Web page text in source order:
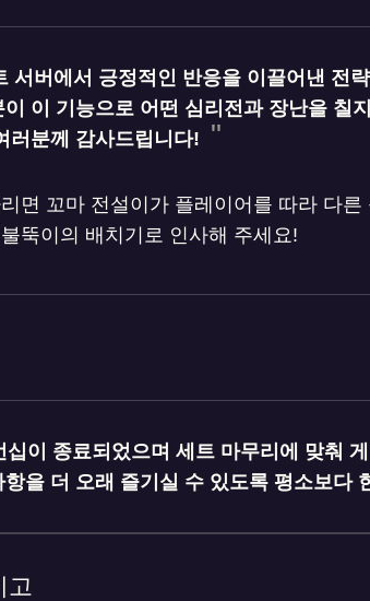
서버에서 긍정적인 반응을 이끌어낸 전
이 이 기능으로 어떤 심리전과 장난을 칠
러분께 감사드립니다!
면 꼬마 전설이가 플레이어를 따라 다
뚝이의 배치기로 인사해 주세요!
십이 종료되었으며 세트 마무리에 맞춰
항을 더 오래 즐기실 수 있도록 평소보다
고